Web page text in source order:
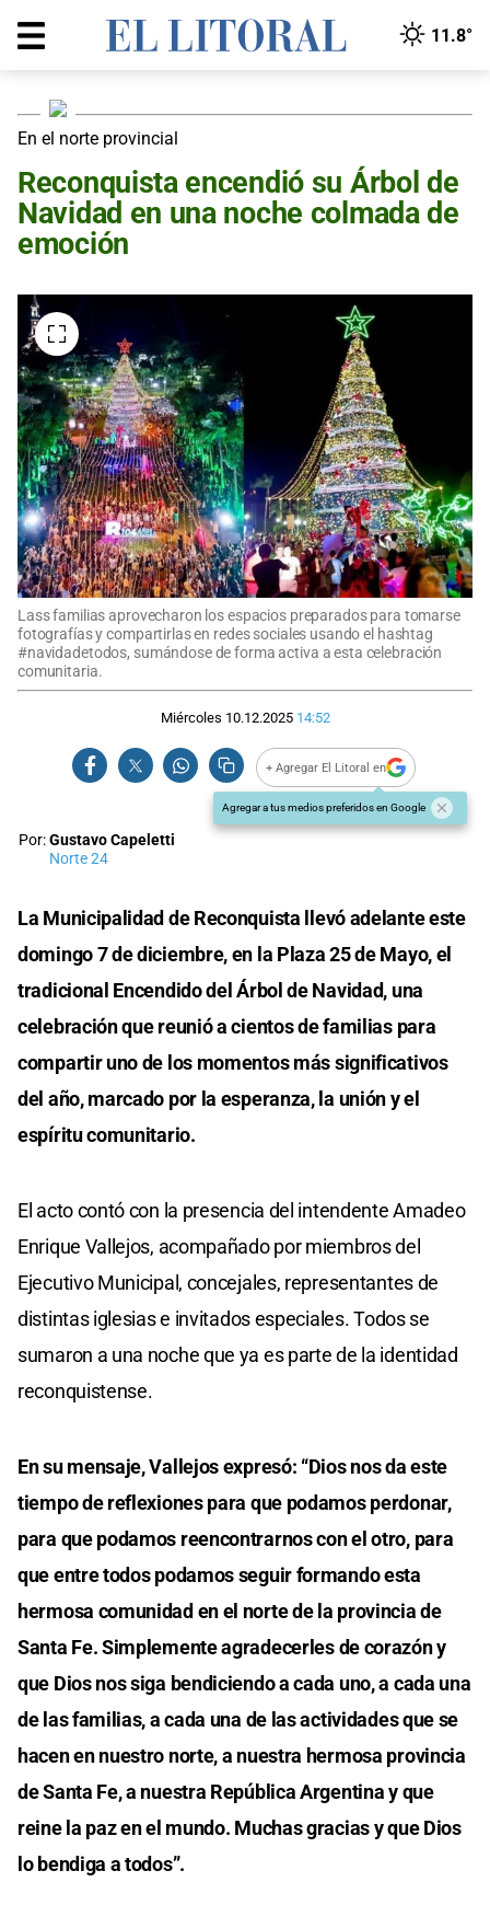
11.8°
En el norte provincial
Reconquista encendió su Árbol de
Navidad en una noche colmada de
emoción
Lass familias aprovecharon los espacios preparados para tomarse
fotografías y compartirlas en redes sociales usando el hashtag
#navidadetodos, sumándose de forma activa a esta celebración
comunitaria.
Miércoles 10.12.2025 14:52
+ Agregar El Litoral en
Agregar a tus medios preferidos en Google
Por:Gustavo Capeletti
Norte 24
La Municipalidad de Reconquista llevó adelante este
domingo 7 de diciembre, en la Plaza 25 de Mayo, el
tradicional Encendido del Árbol de Navidad, una
celebración que reunió a cientos de familias para
compartir uno de los momentos más significativos
del año, marcado por la esperanza, la unión y el
espíritu comunitario.
El acto contó con la presencia del intendente Amadeo
Enrique Vallejos, acompañado por miembros del
Ejecutivo Municipal, concejales, representantes de
distintas iglesias e invitados especiales. Todos se
sumaron a una noche que ya es parte de la identidad
reconquistense.
En su mensaje, Vallejos expresó: “Dios nos da este
tiempo de reflexiones para que podamos perdonar,
para que podamos reencontrarnos con el otro, para
que entre todos podamos seguir formando esta
hermosa comunidad en el norte de la provincia de
Santa Fe. Simplemente agradecerles de corazón y
que Dios nos siga bendiciendo a cada uno, a cada una
de las familias, a cada una de las actividades que se
hacen en nuestro norte, a nuestra hermosa provincia
de Santa Fe, a nuestra República Argentina y que
reine la paz en el mundo. Muchas gracias y que Dios
lo bendiga a todos”.